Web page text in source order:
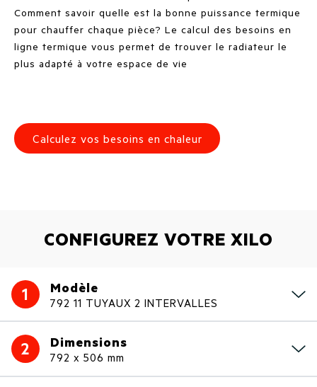
Comment savoir quelle est la bonne puissance termique
pour chauffer chaque pièce? Le calcul des besoins en
ligne termique vous permet de trouver le radiateur le
plus adapté à votre espace de vie
Calculez vos besoins en chaleur
CONFIGUREZ VOTRE XILO
1 Modèle
792 11 TUYAUX 2 INTERVALLES
2 Dimensions
792 x 506 mm